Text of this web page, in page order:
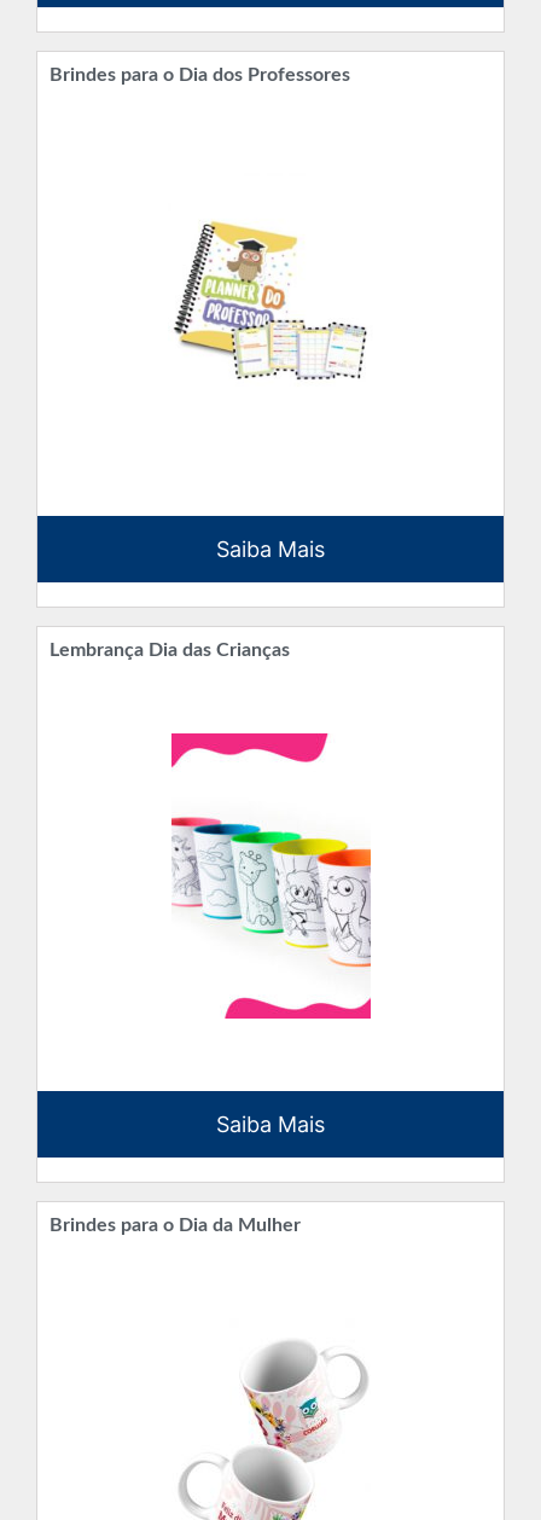
Brindes para o Dia dos Professores
Saiba Mais
Lembrança Dia das Crianças
Saiba Mais
Brindes para o Dia da Mulher